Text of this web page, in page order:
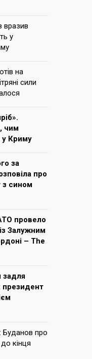
вразив
у
на
сили
чим
Криму
за
про
з сином
провело
Залужним
– The
задля
президент
Буданов про
кінця